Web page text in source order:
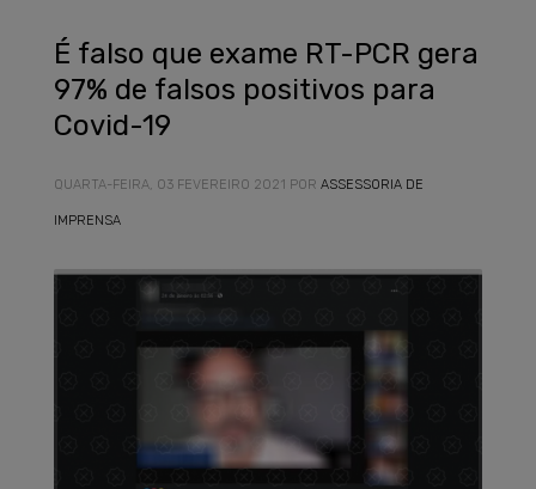
É falso que exame RT-PCR gera
97% de falsos positivos para
Covid-19
QUARTA-FEIRA, 03 FEVEREIRO 2021 POR ASSESSORIA DE
IMPRENSA